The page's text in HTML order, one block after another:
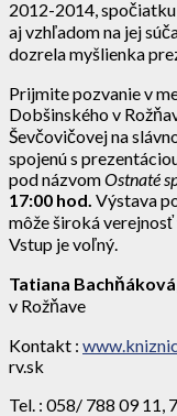
2012-2014,
aj vzhľadom na jej
dozrela myšlienka
Prijmite pozvanie v
Dobšinského v
Ševčovičovej na
spojenú s
pod názvomOstnaté
17:00 hod. Výstava
môže široká
Vstup je voľný.
Tatiana Bachňáková
v Rožňave
Kontakt :
rv.sk
Tel. : 058/ 788 09 11,